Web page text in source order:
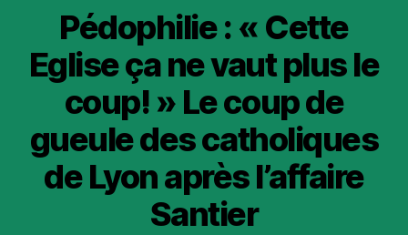
Pédophilie : « Cette
Eglise ça ne vaut plus le
coup! » Le coup de
gueule des catholiques
de Lyon après l’affaire
Santier